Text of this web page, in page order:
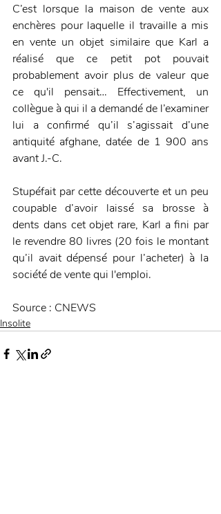
C’est lorsque la maison de vente aux
enchères pour laquelle il travaille a mis
en vente un objet similaire que Karl a
réalisé que ce petit pot pouvait
probablement avoir plus de valeur que
ce qu'il pensait… Effectivement, un
collègue à qui il a demandé de l’examiner
lui a confirmé qu’il s’agissait d’une
antiquité afghane, datée de 1 900 ans
avant J.-C.
Stupéfait par cette découverte et un peu
coupable d’avoir laissé sa brosse à
dents dans cet objet rare, Karl a fini par
le revendre 80 livres (20 fois le montant
qu’il avait dépensé pour l’acheter) à la
société de vente qui l'emploi.
Source : CNEWS
Insolite